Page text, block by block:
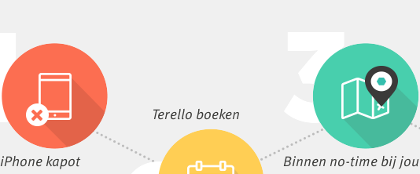
iPhone kapot
Terello boeken
Binnen no-time bij jou